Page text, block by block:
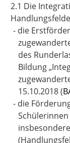
2.1 Die
- die
des
Bildung
15.10.2018 (
- die